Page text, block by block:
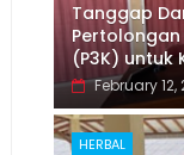
Tanggap
(P3K) untuk
February 12,
HERBAL